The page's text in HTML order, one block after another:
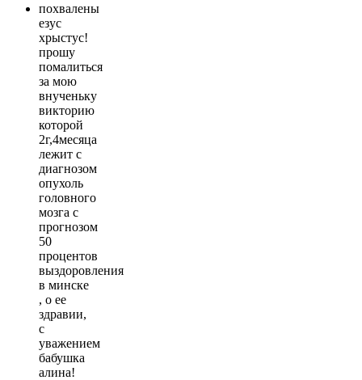
похвалены
езус
хрыстус!
прошу
помалиться
за мою
внученьку
викторию
которой
2г,4месяца
лежит с
диагнозом
опухоль
головного
мозга с
прогнозом
50
процентов
выздоровления
в минске
, о ее
здравии,
с
уважением
бабушка
алина!